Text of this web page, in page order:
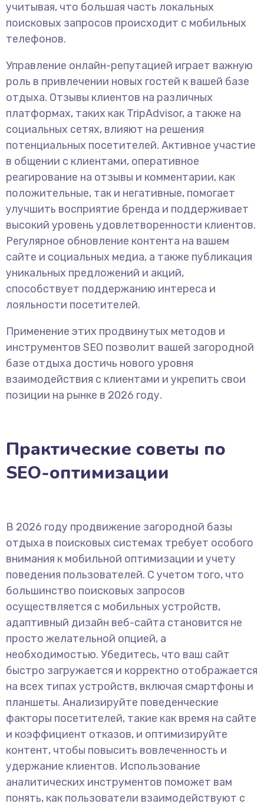
учитывая, что большая часть локальных
поисковых запросов происходит с мобильных
телефонов.
Управление онлайн-репутацией играет важную
роль в привлечении новых гостей к вашей базе
отдыха. Отзывы клиентов на различных
платформах, таких как TripAdvisor, а также на
социальных сетях, влияют на решения
потенциальных посетителей. Активное участие
в общении с клиентами, оперативное
реагирование на отзывы и комментарии, как
положительные, так и негативные, помогает
улучшить восприятие бренда и поддерживает
высокий уровень удовлетворенности клиентов.
Регулярное обновление контента на вашем
сайте и социальных медиа, а также публикация
уникальных предложений и акций,
способствует поддержанию интереса и
лояльности посетителей.
Применение этих продвинутых методов и
инструментов SEO позволит вашей загородной
базе отдыха достичь нового уровня
взаимодействия с клиентами и укрепить свои
позиции на рынке в 2026 году.
Практические советы по
SEO-оптимизации
В 2026 году продвижение загородной базы
отдыха в поисковых системах требует особого
внимания к мобильной оптимизации и учету
поведения пользователей. С учетом того, что
большинство поисковых запросов
осуществляется с мобильных устройств,
адаптивный дизайн веб-сайта становится не
просто желательной опцией, а
необходимостью. Убедитесь, что ваш сайт
быстро загружается и корректно отображается
на всех типах устройств, включая смартфоны и
планшеты. Анализируйте поведенческие
факторы посетителей, такие как время на сайте
и коэффициент отказов, и оптимизируйте
контент, чтобы повысить вовлеченность и
удержание клиентов. Использование
аналитических инструментов поможет вам
понять, как пользователи взаимодействуют с